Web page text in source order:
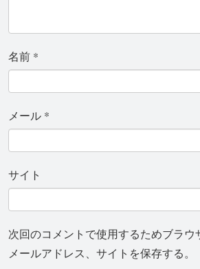
名前 *
メール *
サイト
次回のコメントで使用するためブラウ
メールアドレス、サイトを保存する。